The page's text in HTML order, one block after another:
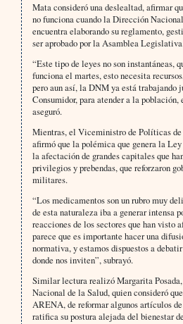
Mata consideró una deslealtad, afirmar
no funciona cuando la Dirección
encuentra elaborando su reglamento,
ser aprobado por la Asamblea
“Este tipo de leyes no son instantáneas,
funciona el martes, esto necesita
pero aun así, la DNM ya está trabajando
Consumidor, para atender a la población,
aseguró.
Mientras, el Viceministro de Políticas de
afirmó que la polémica que genera la
la afectación de grandes capitales que
privilegios y prebendas, que reforzaron
militares.
“Los medicamentos son un rubro muy
de esta naturaleza iba a generar intensa
reacciones de los sectores que han visto
parece que es importante hacer una
normativa, y estamos dispuestos a
donde nos inviten”, subrayó.
Similar lectura realizó Margarita
Nacional de la Salud, quien consideró
ARENA, de reformar algunos artículos
ratifica su postura alejada del bienestar